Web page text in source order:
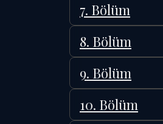
7. Bölüm
8. Bölüm
9. Bölüm
10. Bölüm